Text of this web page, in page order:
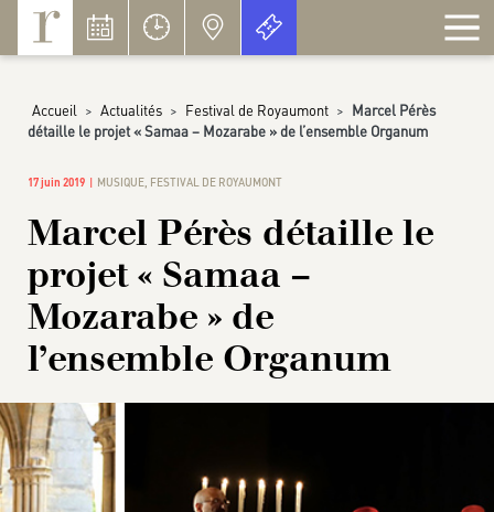
Accueil > Actualités > Festival de Royaumont > Marcel Pérès
détaille le projet « Samaa – Mozarabe » de l’ensemble Organum
17 juin 2019 MUSIQUE FESTIVAL DE ROYAUMONT
Marcel Pérès détaille le
projet « Samaa –
Mozarabe » de
l’ensemble Organum
Panneau de gestion des cookies